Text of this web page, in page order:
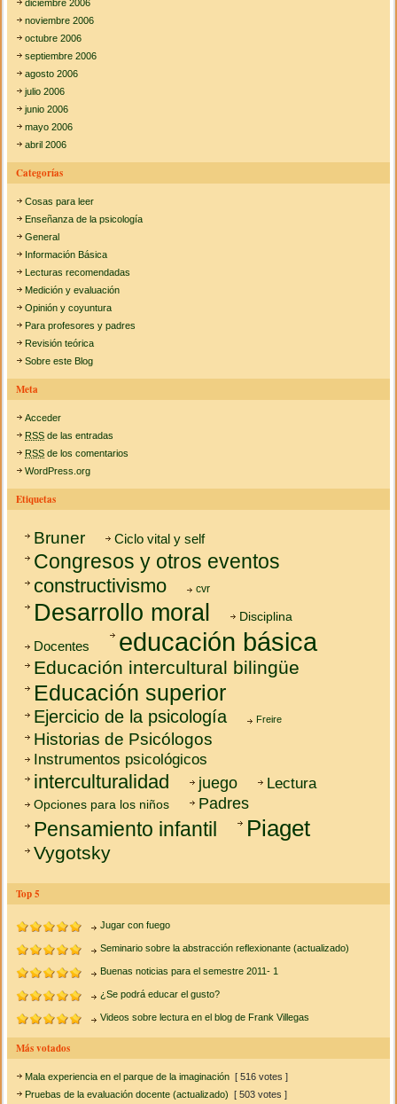
diciembre 2006
noviembre 2006
octubre 2006
septiembre 2006
agosto 2006
julio 2006
junio 2006
mayo 2006
abril 2006
Categorías
Cosas para leer
Enseñanza de la psicología
General
Información Básica
Lecturas recomendadas
Medición y evaluación
Opinión y coyuntura
Para profesores y padres
Revisión teórica
Sobre este Blog
Meta
Acceder
RSS de las entradas
RSS de los comentarios
WordPress.org
Etiquetas
Bruner Ciclo vital y self
Congresos y otros eventos
constructivismo cvr
Desarrollo moral Disciplina
Docentes educación básica
Educación intercultural bilingüe
Educación superior
Ejercicio de la psicología Freire
Historias de Psicólogos
Instrumentos psicológicos
interculturalidad juego Lectura
Opciones para los niños Padres
Pensamiento infantil Piaget
Vygotsky
Top 5
Jugar con fuego
Seminario sobre la abstracción reflexionante (actualizado)
Buenas noticias para el semestre 2011- 1
¿Se podrá educar el gusto?
Videos sobre lectura en el blog de Frank Villegas
Más votados
Mala experiencia en el parque de la imaginación [ 516 votes ]
Pruebas de la evaluación docente (actualizado) [ 503 votes ]